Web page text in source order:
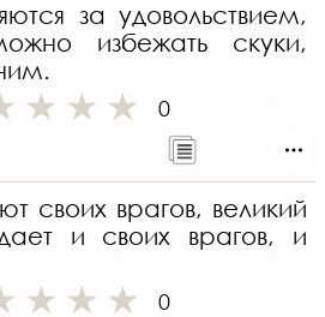
за удовольствием,
избежать скуки,
0
своих врагов, великий
и своих врагов, и
0